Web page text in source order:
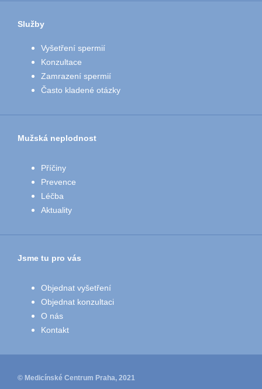
Služby
Vyšetření spermií
Konzultace
Zamrazení spermií
Často kladené otázky
Mužská neplodnost
Příčiny
Prevence
Léčba
Aktuality
Jsme tu pro vás
Objednat vyšetření
Objednat konzultaci
O nás
Kontakt
© Medicínské Centrum Praha, 2021